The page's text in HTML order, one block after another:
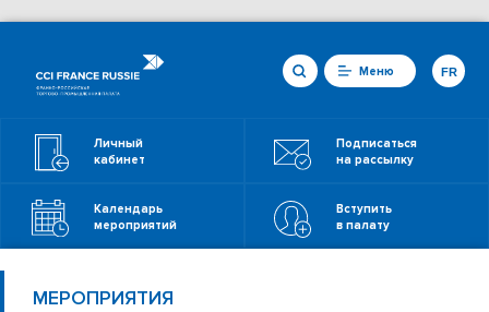
Меню
Личный
кабинет
Подписаться
на рассылку
Календарь
мероприятий
Вступить
в палату
FR
МЕРОПРИЯТИЯ